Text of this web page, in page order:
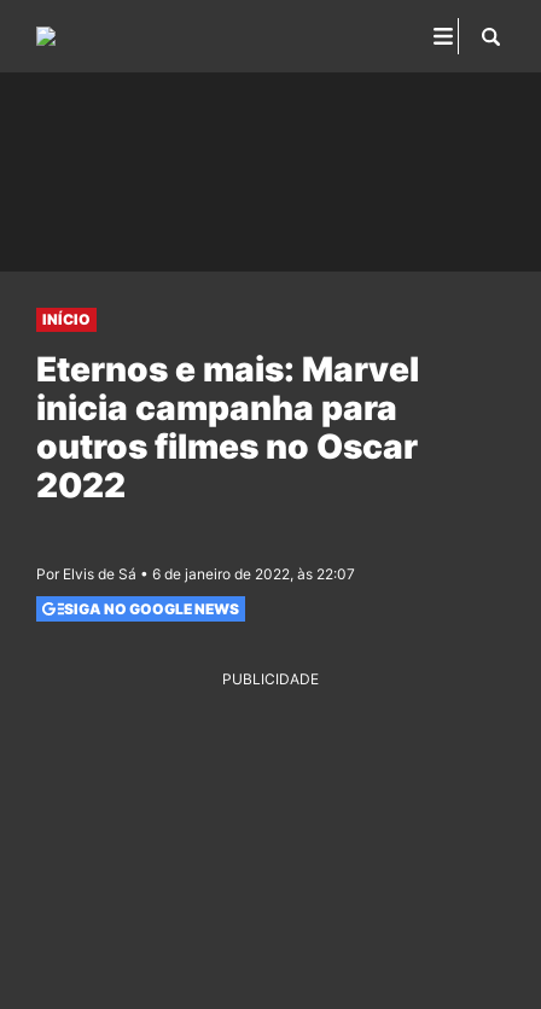
INÍCIO
Eternos e mais: Marvel
inicia campanha para
outros filmes no Oscar
2022
Por Elvis de Sá • 6 de janeiro de 2022, às 22:07
SIGA NO GOOGLE NEWS
PUBLICIDADE